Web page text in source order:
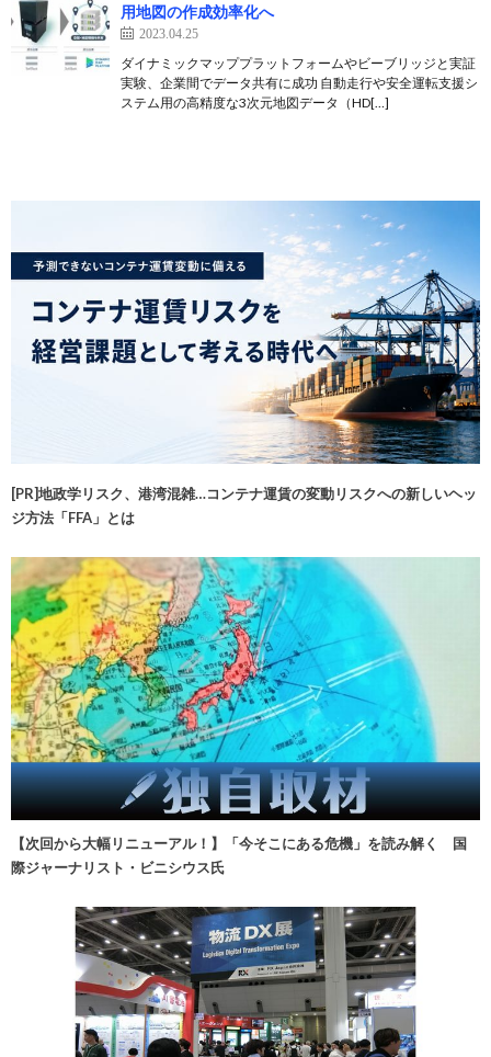
用地図の作成効率化へ
2023.04.25
ダイナミックマッププラットフォームやビーブリッジと実証
実験、企業間でデータ共有に成功 自動走行や安全運転支援シ
ステム用の高精度な3次元地図データ（HD[…]
[PR]地政学リスク、港湾混雑…コンテナ運賃の変動リスクへの新しいヘッ
ジ方法「FFA」とは
【次回から大幅リニューアル！】「今そこにある危機」を読み解く 国
際ジャーナリスト・ビニシウス氏